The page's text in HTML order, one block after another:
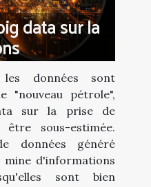
data sur la
données sont
"nouveau pétrole",
sur la prise de
sous-estimée.
données généré
d'informations
sont bien